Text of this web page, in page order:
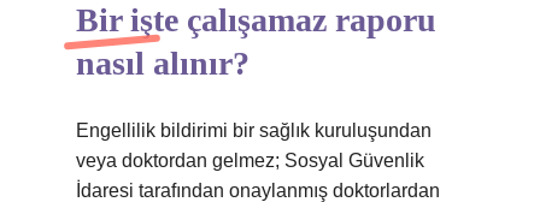
Bir işte çalışamaz raporu
nasıl alınır?
Engellilik bildirimi bir sağlık kuruluşundan
veya doktordan gelmez; Sosyal Güvenlik
İdaresi tarafından onaylanmış doktorlardan